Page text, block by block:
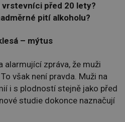
před 20 lety?
pití alkoholu?
– mýtus
zpráva, že muži
však není pravda. Muži na
i s plodností stejně jako před
studie dokonce naznačují